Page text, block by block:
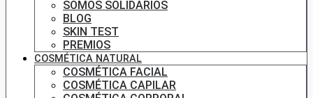
SOMOS SOLIDARIOS
BLOG
SKIN TEST
PREMIOS
COSMÉTICA NATURAL
COSMÉTICA FACIAL
COSMÉTICA CAPILAR